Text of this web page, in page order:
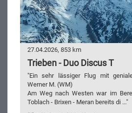
27.04.2026, 853 km
Trieben - Duo Discus T
"Ein sehr lässiger Flug mit
Werner M. (WM)
Am Weg nach Westen war im
Toblach - Brixen - Meran bereits di ..."